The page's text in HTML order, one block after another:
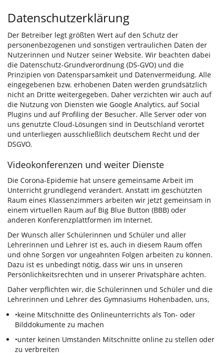
Datenschutzerklärung
Der Betreiber legt größten Wert auf den Schutz der
personenbezogenen und sonstigen vertraulichen Daten der
Nutzerinnen und Nutzer seiner Website. Wir beachten dabei
die Datenschutz-Grundverordnung (DS-GVO) und die
Prinzipien von Datensparsamkeit und Datenvermeidung. Alle
eingegebenen bzw. erhobenen Daten werden grundsätzlich
nicht an Dritte weitergegeben. Daher verzichten wir auch auf
die Nutzung von Diensten wie Google Analytics, auf Social
Plugins und auf Profiling der Besucher. Alle Server oder von
uns genutzte Cloud-Lösungen sind in Deutschland verortet
und unterliegen ausschließlich deutschem Recht und der
DSGVO.
Videokonferenzen und weiter Dienste
Die Corona-Epidemie hat unsere gemeinsame Arbeit im
Unterricht grundlegend verändert. Anstatt im geschützten
Raum eines Klassenzimmers arbeiten wir jetzt gemeinsam in
einem virtuellen Raum auf Big Blue Button (BBB) oder
anderen Konferenzplattformen im Internet.
Der Wunsch aller Schülerinnen und Schüler und aller
Lehrerinnen und Lehrer ist es, auch in diesem Raum offen
und ohne Sorgen vor ungeahnten Folgen arbeiten zu können.
Dazu ist es unbedingt nötig, dass wir uns in unseren
Persönlichkeitsrechten und in unserer Privatsphäre achten.
Daher verpflichten wir, die Schülerinnen und Schüler und die
Lehrerinnen und Lehrer des Gymnasiums Hohenbaden, uns,
•keine Mitschnitte des Onlineunterrichts als Ton- oder
Bilddokumente zu machen
•unter keinen Umständen Mitschnitte online zu stellen oder
zu verbreiten